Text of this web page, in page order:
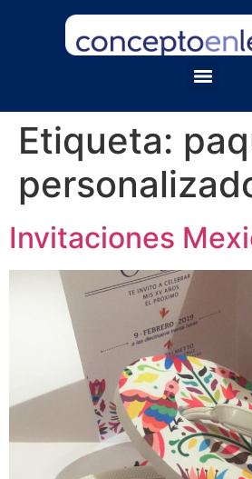
Etiqueta:
Invitaciones